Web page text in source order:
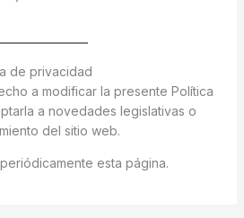
de privacidad
a modificar la presente Política
a novedades legislativas o
del sitio web.
esta página.